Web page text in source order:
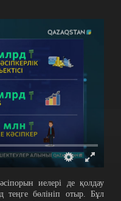
иелері де қолдау
бөлініп отыр. Бұл